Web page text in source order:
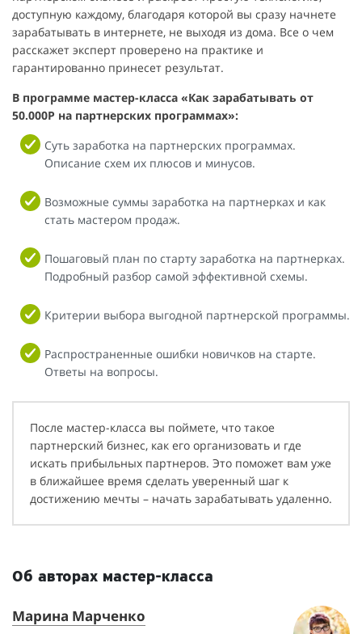
доступную каждому, благодаря которой вы сразу начнете
зарабатывать в интернете, не выходя из дома. Все о чем
расскажет эксперт проверено на практике и
гарантированно принесет результат.
В программе мастер-класса «Как зарабатывать от
50.000Р на партнерских программах»:
Суть заработка на партнерских программах.
Описание схем их плюсов и минусов.
Возможные суммы заработка на партнерках и как
стать мастером продаж.
Пошаговый план по старту заработка на партнерках.
Подробный разбор самой эффективной схемы.
Критерии выбора выгодной партнерской программы.
Распространенные ошибки новичков на старте.
Ответы на вопросы.
После мастер-класса вы поймете, что такое
партнерский бизнес, как его организовать и где
искать прибыльных партнеров. Это поможет вам уже
в ближайшее время сделать уверенный шаг к
достижению мечты – начать зарабатывать удаленно.
Об авторах мастер-класса
Марина Марченко